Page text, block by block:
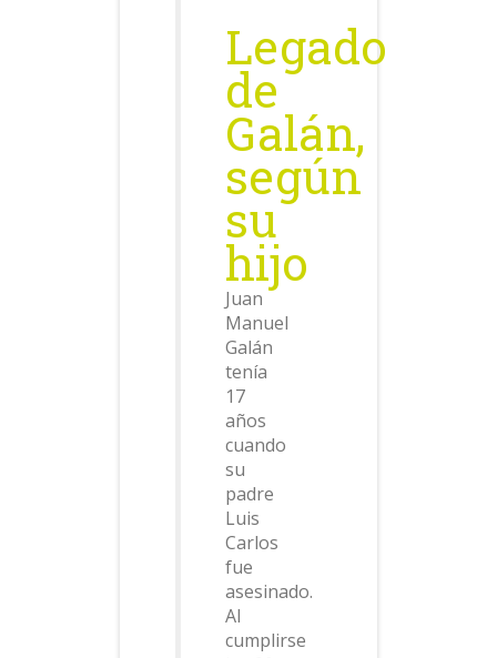
Legado
de
Galán,
según
su
hijo
Juan
Manuel
Galán
tenía
17
años
cuando
su
padre
Luis
Carlos
fue
asesinado.
Al
cumplirse